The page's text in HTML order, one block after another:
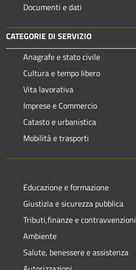
Documenti e dati
CATEGORIE DI SERVIZIO
Anagrafe e stato civile
Cultura e tempo libero
Vita lavorativa
Imprese e Commercio
Catasto e urbanistica
Mobilità e trasporti
Educazione e formazione
Giustizia e sicurezza pubblica
Tributi,finanze e contravvenzioni
Ambiente
Salute, benessere e assistenza